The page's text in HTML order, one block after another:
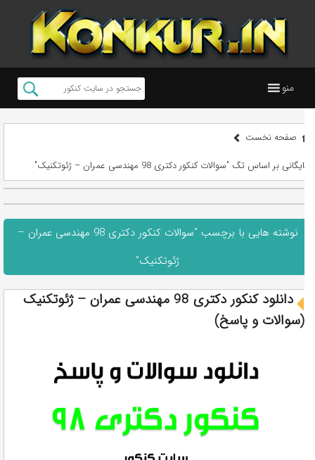
منو
صفحه نخست
بایگانی بر اساس تگ "سوالات کنکور دکتری 98 مهندسی عمران – ژئوتکنیک"
نوشته هایی با برچسب "سوالات کنکور دکتری 98 مهندسی عمران –
ژئوتکنیک"
دانلود کنکور دکتری 98 مهندسی عمران – ژئوتکنیک
(سوالات و پاسخ)